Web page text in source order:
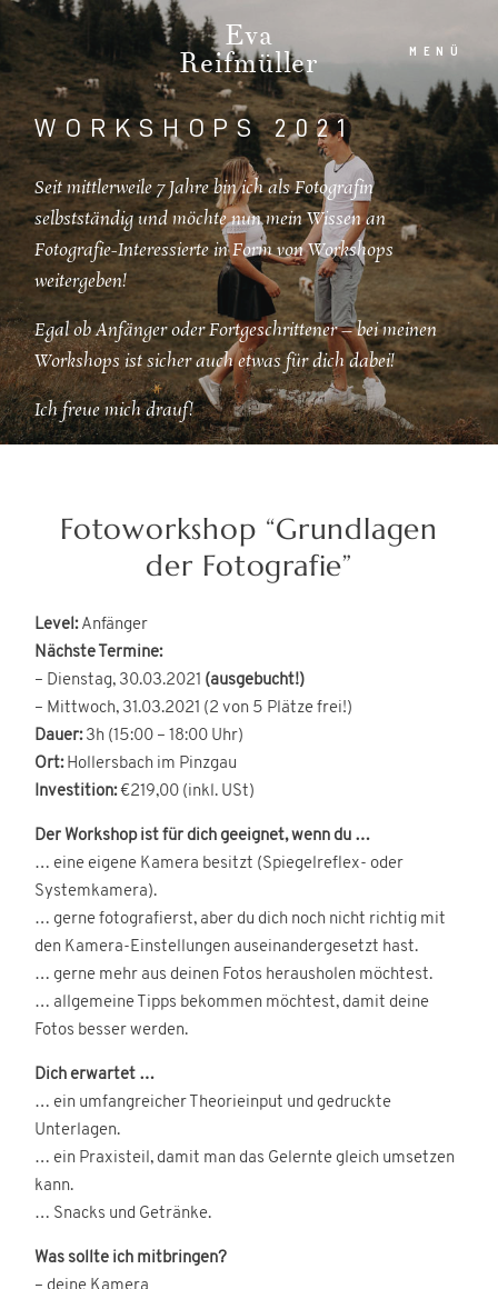
Eva
Reifmüller MENÜ
WORKSHOPS 2021
Seit mittlerweile 7 Jahre bin ich als Fotografin
selbstständig und möchte nun mein Wissen an
Fotografie-Interessierte in Form von Workshops
weitergeben!
Egal ob Anfänger oder Fortgeschrittener – bei meinen
Workshops ist sicher auch etwas für dich dabei!
Ich freue mich drauf!
Fotoworkshop “Grundlagen
der Fotografie”
Level: Anfänger
Nächste Termine:
– Dienstag, 30.03.2021 (ausgebucht!)
– Mittwoch, 31.03.2021 (2 von 5 Plätze frei!)
Dauer:3h (15:00 – 18:00 Uhr)
Ort:Hollersbach im Pinzgau
Investition:€219,00 (inkl. USt)
Der Workshop ist für dich geeignet, wenn du …
… eine eigene Kamera besitzt (Spiegelreflex- oder
Systemkamera).
… gerne fotografierst, aber du dich noch nicht richtig mit
den Kamera-Einstellungen auseinandergesetzt hast.
… gerne mehr aus deinen Fotos herausholen möchtest.
… allgemeine Tipps bekommen möchtest, damit deine
Fotos besser werden.
Dich erwartet …
… ein umfangreicher Theorieinput und gedruckte
Unterlagen.
… ein Praxisteil, damit man das Gelernte gleich umsetzen
kann.
… Snacks und Getränke.
Was sollte ich mitbringen?
HOME
ÜBER MICH
AKTUELLE ARBEITEN
WORKSHOPS
©Eva Reifmüller